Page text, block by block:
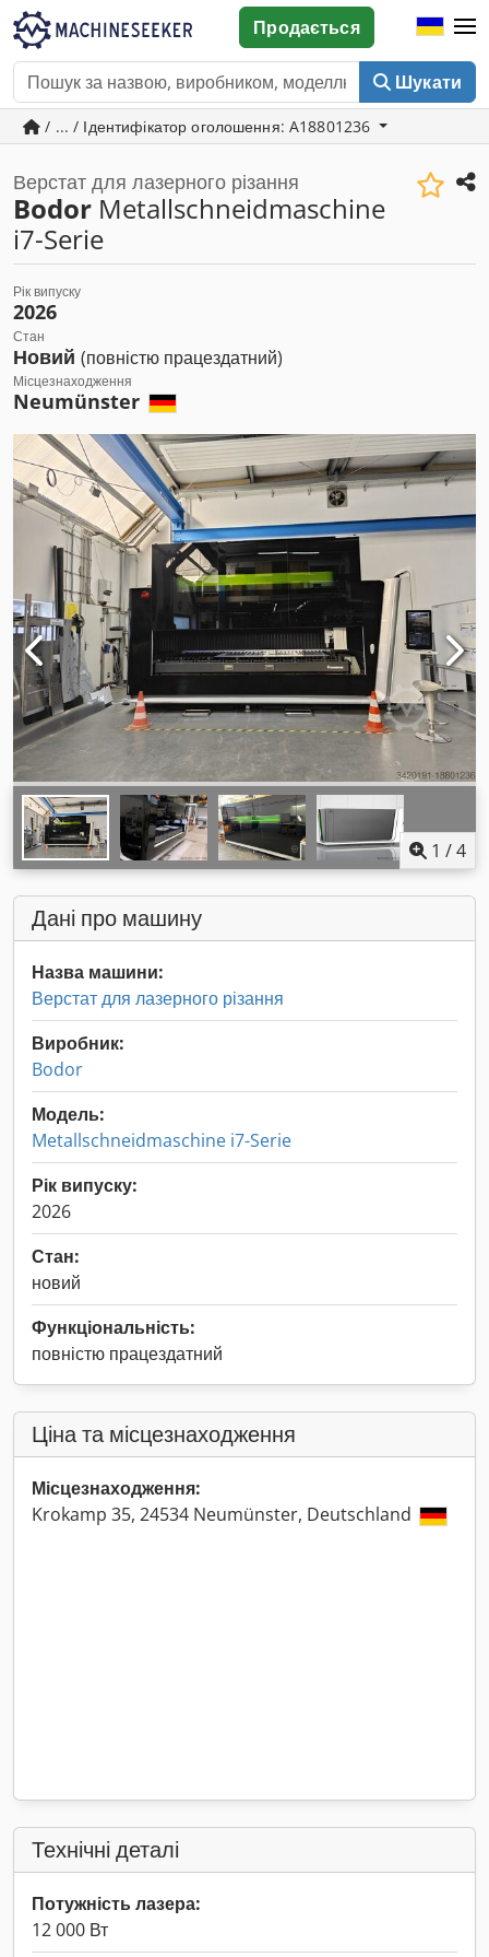
Шукати
Продається
/ ... / Ідентифікатор оголошення: A18801236
Верстат для лазерного різання
Bodor Metallschneidmaschine
i7-Serie
Рік випуску
2026
Стан
Новий (повністю працездатний)
Місцезнаходження
Neumünster
1 /4
Дані про машину
Назва машини:
Верстат для лазерного різання
Виробник:
Bodor
Модель:
Metallschneidmaschine i7-Serie
Рік випуску:
2026
Стан:
новий
Функціональність:
повністю працездатний
Ціна та місцезнаходження
Місцезнаходження:
Krokamp 35, 24534 Neumünster, Deutschland
Технічні деталі
Потужність лазера:
12 000 Вт